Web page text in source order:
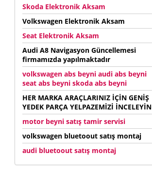
Skoda Elektronik Aksam
Volkswagen Elektronik Aksam
Seat Elektronik Aksam
Audi A8 Navigasyon Güncellemesi
firmamızda yapılmaktadır
volkswagen abs beyni audi abs beyni
seat abs beyni skoda abs beyni
HER MARKA ARAÇLARINIZ İÇİN GENİŞ
YEDEK PARÇA YELPAZEMİZİ İNCELEYİN
motor beyni satış tamir servisi
volkswagen bluetoout satış montaj
audi bluetoout satış montaj